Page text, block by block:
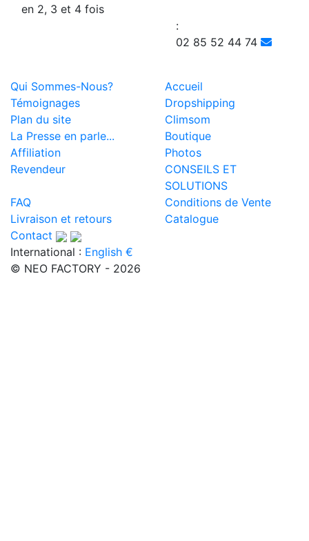
en 2, 3 et 4 fois
:
02 85 52 44 74
Qui Sommes-Nous?
Accueil
Témoignages
Dropshipping
Plan du site
Climsom
La Presse en parle...
Boutique
Affiliation
Photos
Revendeur
CONSEILS ET
SOLUTIONS
FAQ
Conditions de Vente
Livraison et retours
Catalogue
Contact
International : English €
© NEO FACTORY - 2026